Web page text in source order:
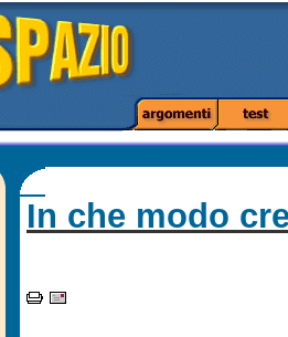
In che modo